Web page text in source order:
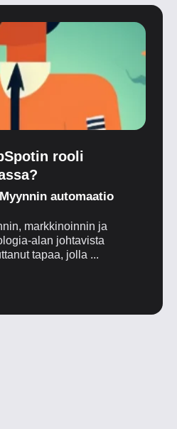
rooli
Myynnin automaatio
markkinoinnin ja
alan johtavista
tapaa, jolla ...